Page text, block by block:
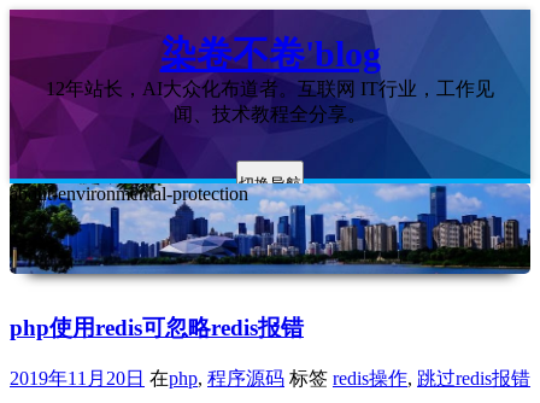
染卷不卷'blog
12年站长，AI大众化布道者。互联网 IT行业，工作见
闻、技术教程全分享。
切换导航
about-environmental-protection
php使用redis可忽略redis报错
2019年11月20日 在php, 程序源码 标签 redis操作, 跳过redis报错